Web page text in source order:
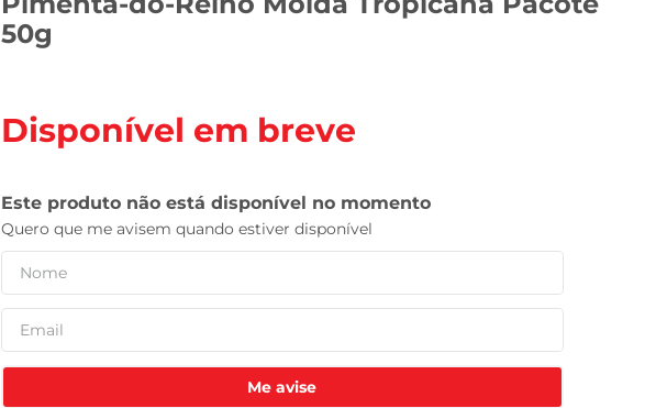
50g
Disponível em breve
Me avise